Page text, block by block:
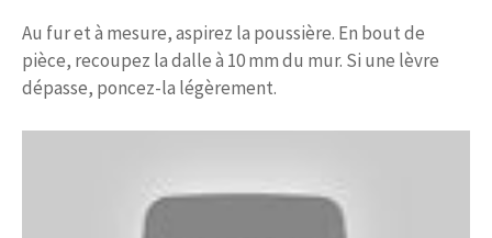
Au fur et à mesure, aspirez la poussière. En bout de
pièce, recoupez la dalle à 10 mm du mur. Si une lèvre
dépasse, poncez-la légèrement.